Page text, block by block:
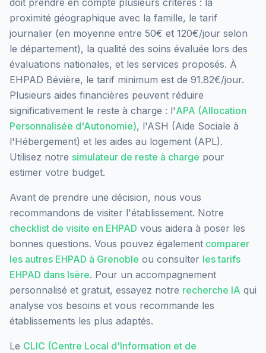
doit prendre en compte plusieurs critères : la
proximité géographique avec la famille, le tarif
journalier (en moyenne entre 50€ et 120€/jour selon
le département), la qualité des soins évaluée lors des
évaluations nationales, et les services proposés. À
EHPAD Bévière, le tarif minimum est de 91.82€/jour.
Plusieurs aides financières peuvent réduire
significativement le reste à charge : l'APA (Allocation
Personnalisée d'Autonomie), l'ASH (Aide Sociale à
l'Hébergement) et les aides au logement (APL).
Utilisez notre simulateur de reste à charge pour
estimer votre budget.
Avant de prendre une décision, nous vous
recommandons de visiter l'établissement. Notre
checklist de visite en EHPAD vous aidera à poser les
bonnes questions. Vous pouvez également comparer
les autres EHPAD à Grenoble ou consulter les tarifs
EHPAD dans Isère. Pour un accompagnement
personnalisé et gratuit, essayez notre recherche IA qui
analyse vos besoins et vous recommande les
établissements les plus adaptés.
Le CLIC (Centre Local d'Information et de